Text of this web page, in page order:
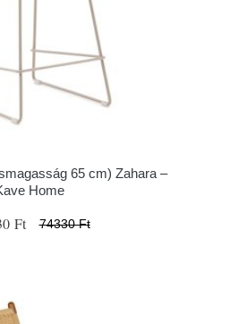
65 cm) Zahara –
Home
Ft 74330 Ft